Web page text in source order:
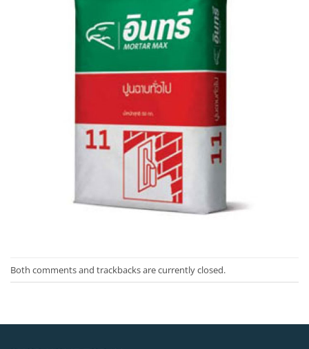
Both comments and trackbacks are currently closed.